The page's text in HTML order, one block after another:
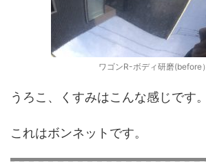
ワゴンR-ボディ研磨(before）
うろこ、くすみはこんな感じです。
これはボンネットです。